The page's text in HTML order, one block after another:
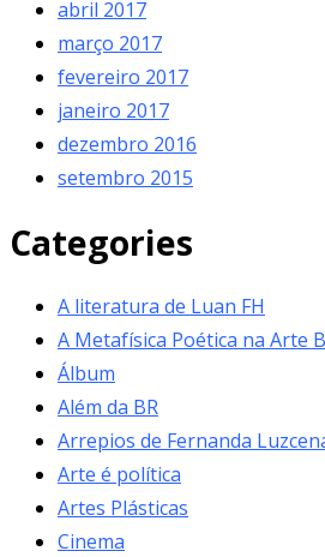
abril 2017
março 2017
fevereiro 2017
janeiro 2017
dezembro 2016
setembro 2015
Categories
A literatura de Luan FH
A Metafísica Poética na Arte
Álbum
Além da BR
Arrepios de Fernanda
Arte é política
Artes Plásticas
Cinema